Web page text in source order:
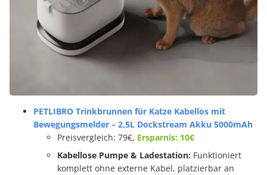
PETLIBRO Trinkbrunnen für Katze Kabellos mit
Bewegungsmelder – 2,5L Dockstream Akku 5000mAh
Preisvergleich: 79€, Ersparnis: 10€
Kabellose Pumpe & Ladestation: Funktioniert
komplett ohne externe Kabel, platzierbar an